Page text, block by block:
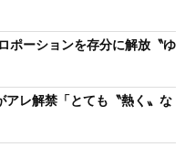
ポーションを存分に解放〝ゆ
アレ解禁「とても〝熱く〟な